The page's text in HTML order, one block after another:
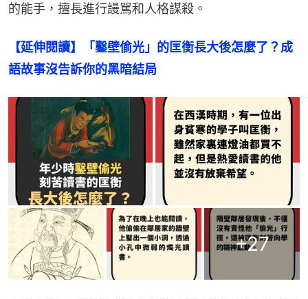
的能手，擅長進行謾駡和人格謀殺。
【延伸閱讀】「鑿壁偷光」的匡衡長大後怎麼了？成
語故事沒告訴你的黑暗結局
+27